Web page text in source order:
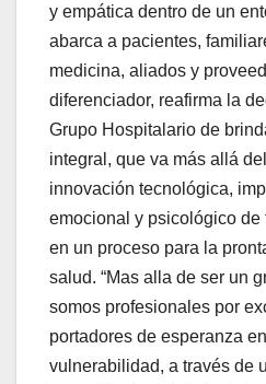
y empática dentro de un
abarca a pacientes,
medicina, aliados y
diferenciador, reafirma la
Grupo Hospitalario de
integral, que va más allá
innovación tecnológica,
emocional y psicológico
en un proceso para la
salud. “Mas alla de ser un
somos profesionales por
portadores de esperanza
vulnerabilidad, a través de